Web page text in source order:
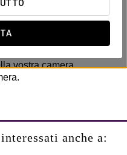
romantica
partner.
vostra camera.
anche a: